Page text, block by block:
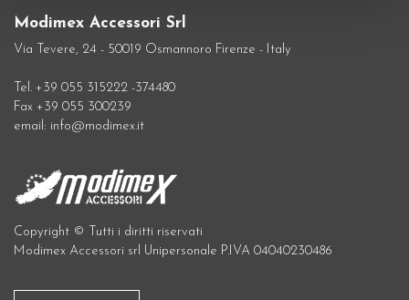
Modimex Accessori Srl
Via Tevere, 24 - 50019 Osmannoro Firenze - Italy
Tel. +39 055 315222 -374480
Fax +39 055 300239
email: info@modimex.it
Copyright © Tutti i diritti riservati
Modimex Accessori srl Unipersonale P.IVA 04040230486